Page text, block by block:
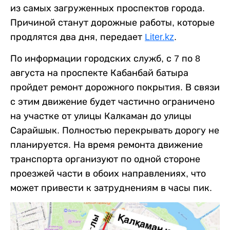
из самых загруженных проспектов города.
Причиной станут дорожные работы, которые
продлятся два дня, передает Liter.kz.
По информации городских служб, с 7 по 8
августа на проспекте Кабанбай батыра
пройдет ремонт дорожного покрытия. В связи
с этим движение будет частично ограничено
на участке от улицы Калкаман до улицы
Сарайшык. Полностью перекрывать дорогу не
планируется. На время ремонта движение
транспорта организуют по одной стороне
проезжей части в обоих направлениях, что
может привести к затруднениям в часы пик.